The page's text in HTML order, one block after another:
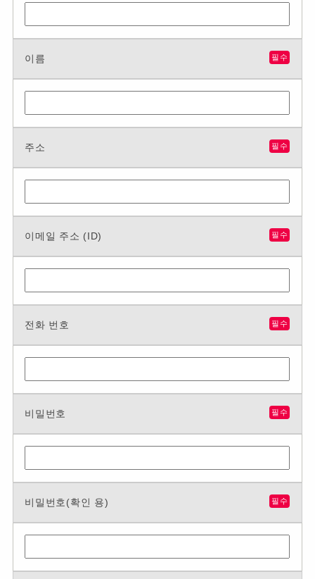
이름 필수
주소 필수
이메일 주소 (ID) 필수
전화 번호 필수
비밀번호 필수
비밀번호(확인 용) 필수